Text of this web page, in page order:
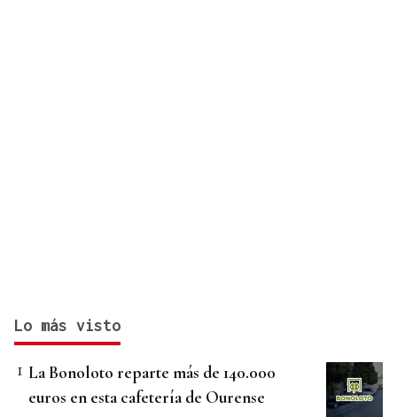
Lo más visto
La Bonoloto reparte más de 140.000
euros en esta cafetería de Ourense